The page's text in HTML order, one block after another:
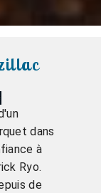
dans
à
Ryo.
de